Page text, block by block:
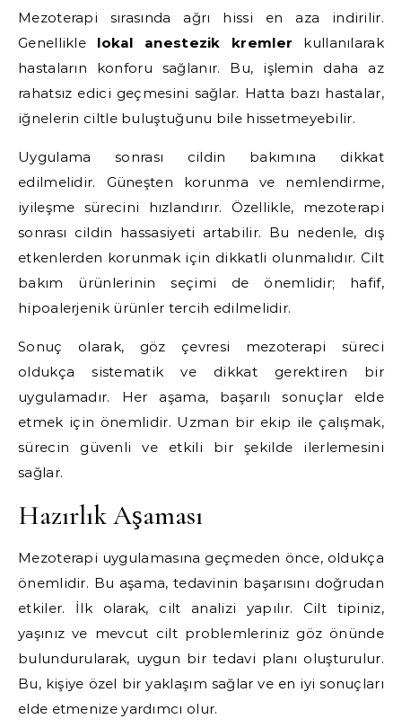
Mezoterapi sırasında ağrı hissi en aza indirilir.
Genellikle lokal anestezik kremler kullanılarak
hastaların konforu sağlanır. Bu, işlemin daha az
rahatsız edici geçmesini sağlar. Hatta bazı hastalar,
iğnelerin ciltle buluştuğunu bile hissetmeyebilir.
Uygulama sonrası cildin bakımına dikkat
edilmelidir. Güneşten korunma ve nemlendirme,
iyileşme sürecini hızlandırır. Özellikle, mezoterapi
sonrası cildin hassasiyeti artabilir. Bu nedenle, dış
etkenlerden korunmak için dikkatli olunmalıdır. Cilt
bakım ürünlerinin seçimi de önemlidir; hafif,
hipoalerjenik ürünler tercih edilmelidir.
Sonuç olarak, göz çevresi mezoterapi süreci
oldukça sistematik ve dikkat gerektiren bir
uygulamadır. Her aşama, başarılı sonuçlar elde
etmek için önemlidir. Uzman bir ekip ile çalışmak,
sürecin güvenli ve etkili bir şekilde ilerlemesini
sağlar.
Hazırlık Aşaması
Mezoterapi uygulamasına geçmeden önce, oldukça
önemlidir. Bu aşama, tedavinin başarısını doğrudan
etkiler. İlk olarak, cilt analizi yapılır. Cilt tipiniz,
yaşınız ve mevcut cilt problemleriniz göz önünde
bulundurularak, uygun bir tedavi planı oluşturulur.
Bu, kişiye özel bir yaklaşım sağlar ve en iyi sonuçları
elde etmenize yardımcı olur.